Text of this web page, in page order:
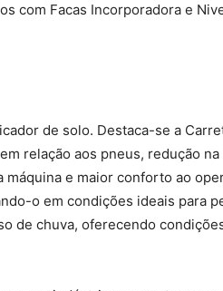
com Facas Incorporadora e
de solo. Destaca-se a
relação aos pneus, redução
e maior conforto ao
o em condições ideais para
de chuva, oferecendo